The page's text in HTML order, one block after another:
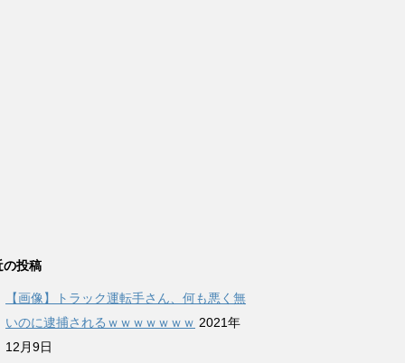
の投稿
【画像】トラック運転手さん、何も悪く無
いのに逮捕されるｗｗｗｗｗｗｗ 2021年
12月9日